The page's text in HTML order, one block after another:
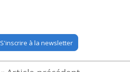
S'inscrire à la newsletter